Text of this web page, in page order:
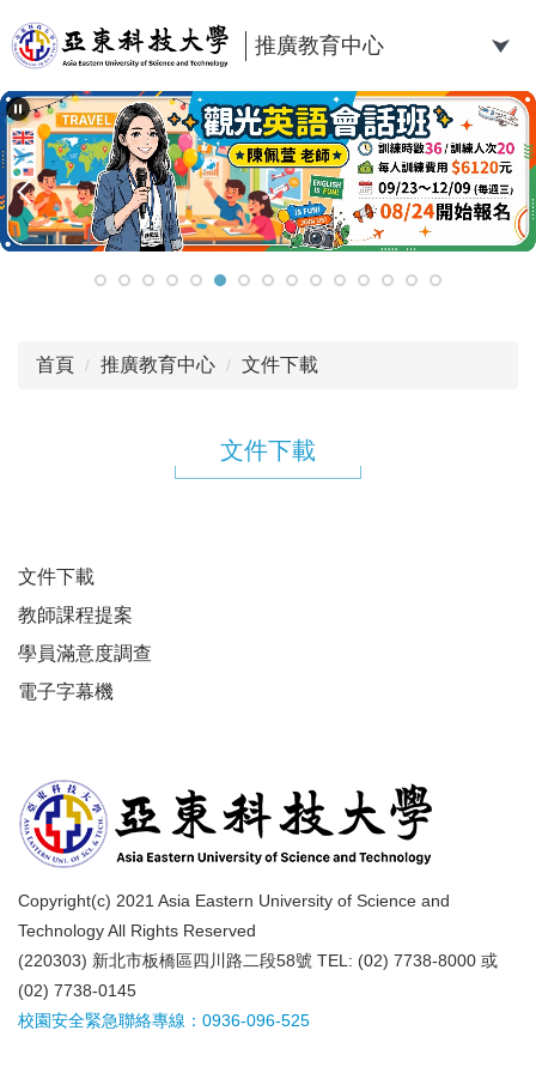
到
主
要
內
容
區
推廣教育中心
首頁 推廣教育中心 文件下載
文件下載
文件下載
教師課程提案
學員滿意度調查
電子字幕機
Copyright(c) 2021 Asia Eastern University of Science and
Technology All Rights Reserved
(220303) 新北市板橋區四川路二段58號 TEL: (02) 7738-8000 或
(02) 7738-0145
校園安全緊急聯絡專線：0936-096-525